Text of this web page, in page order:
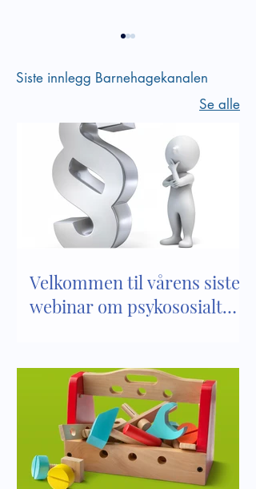
Verktøy i arbeidet med
psykososialt
barnehagemiljø
Siste innlegg Barnehagekanalen
Se alle
Velkommen til vårens siste
webinar om psykososialt